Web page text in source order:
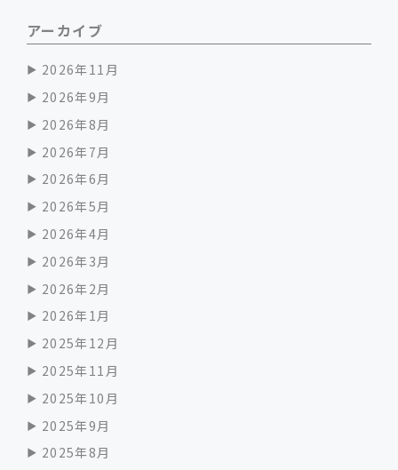
アーカイブ
2026年11月
2026年9月
2026年8月
2026年7月
2026年6月
2026年5月
2026年4月
2026年3月
2026年2月
2026年1月
2025年12月
2025年11月
2025年10月
2025年9月
2025年8月